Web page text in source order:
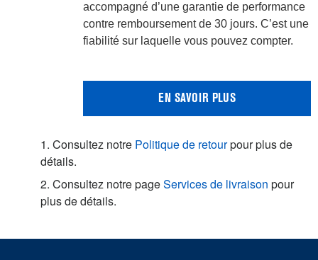
accompagné d’une garantie de performance
contre remboursement de 30 jours. C’est une
fiabilité sur laquelle vous pouvez compter.
EN SAVOIR PLUS
1. Consultez notre Politique de retourpour plus de
détails.
2. Consultez notre pageServices de livraison pour
plus de détails.